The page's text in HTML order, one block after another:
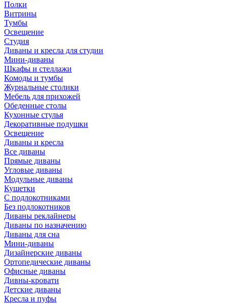
Полки
Витрины
Тумбы
Освещение
Студия
Диваны и кресла для студии
Мини-диваны
Шкафы и стеллажи
Комоды и тумбы
Журнальные столики
Мебель для прихожей
Обеденные столы
Кухонные стулья
Декоративные подушки
Освещение
Диваны и кресла
Все диваны
Прямые диваны
Угловые диваны
Модульные диваны
Кушетки
С подлокотниками
Без подлокотников
Диваны реклайнеры
Диваны по назначению
Диваны для сна
Мини-диваны
Дизайнерские диваны
Ортопедические диваны
Офисные диваны
Дивны-кровати
Детские диваны
Кресла и пуфы